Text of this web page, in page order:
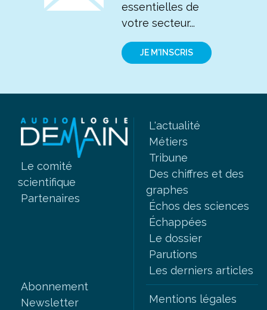
essentielles de
votre secteur...
JE M'INSCRIS
Le comité
scientifique
Partenaires
L'actualité
Métiers
Tribune
Des chiffres et des
graphes
Échos des sciences
Échappées
Le dossier
Parutions
Les derniers articles
Abonnement
Newsletter
Mentions légales